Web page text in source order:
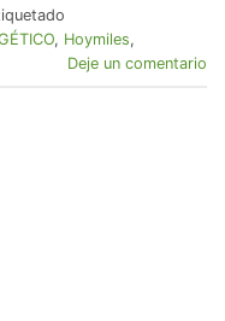
, Hoymiles,
Deje un comentario